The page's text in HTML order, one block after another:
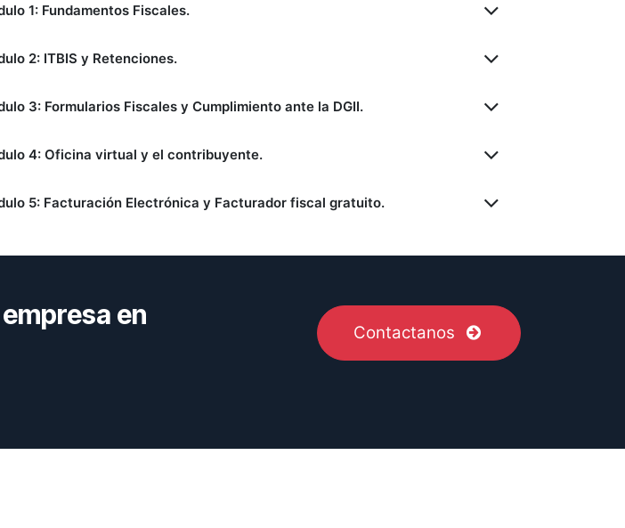
1: Fundamentos Fiscales.
2: ITBIS y Retenciones.
3: Formularios Fiscales y Cumplimiento ante la DGII.
4: Oficina virtual y el contribuyente.
5: Facturación Electrónica y Facturador fiscal gratuito.
en
Contactanos